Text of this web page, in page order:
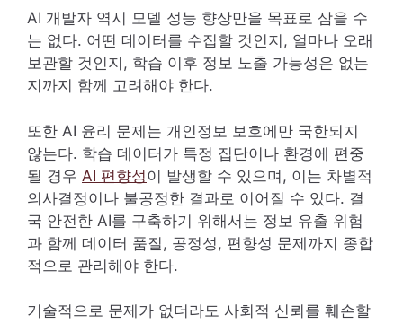
AI 개발자 역시 모델 성능 향상만을 목표로 삼을 수
는 없다. 어떤 데이터를 수집할 것인지, 얼마나 오래
보관할 것인지, 학습 이후 정보 노출 가능성은 없는
지까지 함께 고려해야 한다.
또한 AI 윤리 문제는 개인정보 보호에만 국한되지
않는다. 학습 데이터가 특정 집단이나 환경에 편중
될 경우 AI 편향성이 발생할 수 있으며, 이는 차별적
의사결정이나 불공정한 결과로 이어질 수 있다. 결
국 안전한 AI를 구축하기 위해서는 정보 유출 위험
과 함께 데이터 품질, 공정성, 편향성 문제까지 종합
적으로 관리해야 한다.
기술적으로 문제가 없더라도 사회적 신뢰를 훼손할